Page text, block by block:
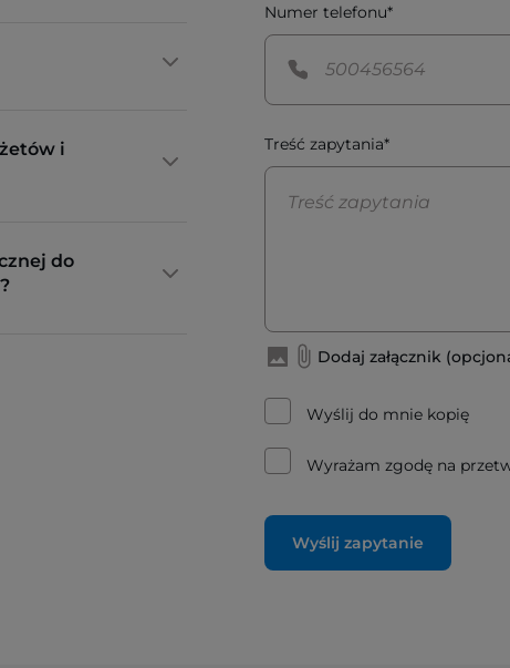
i
do
Numer telefonu*
Treść zapytania*
Dodaj załącznik
Wyślij do mnie kopię
Wyrażam zgodę na
Wyślij zapytanie